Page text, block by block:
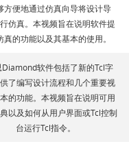
方便地通过仿真向导将设计导
仿真。本视频旨在说明软件提
真的功能以及其基本的使用。
Diamond软件包括了新的Tcl字
了编写设计流程和几个重要视
的功能。本视频旨在说明可用
以及如何从用户界面或Tcl控制
台运行Tcl指令。